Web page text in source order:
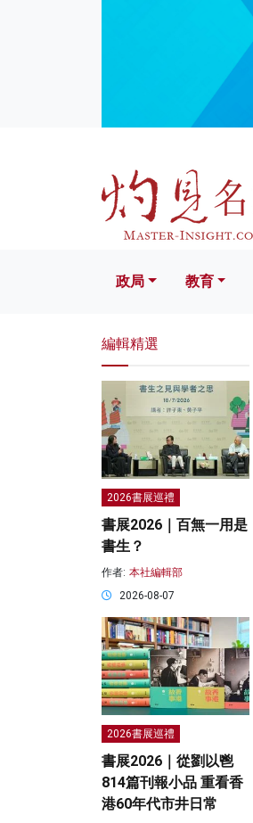
文化
政局 教育
編輯精選
2026書展巡禮
書展2026｜百無一用是
書生？
作者: 本社編輯部
2026-08-07
2026書展巡禮
書展2026｜從劉以鬯
814篇刊報小品 重看香
港60年代市井日常